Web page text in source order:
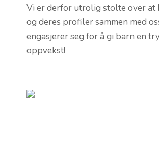
Vi er derfor utrolig stolte over at
og deres profiler sammen med
engasjerer seg for å gi barn en
oppvekst!